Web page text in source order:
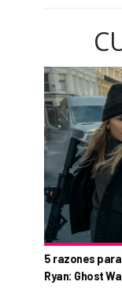
5 razones
Ryan: Ghost